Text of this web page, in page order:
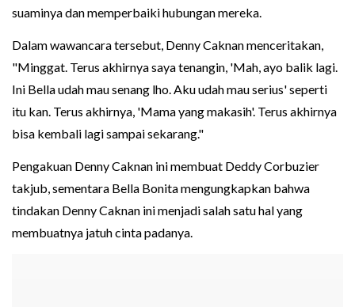
suaminya dan memperbaiki hubungan mereka.
Dalam wawancara tersebut, Denny Caknan menceritakan,
"Minggat. Terus akhirnya saya tenangin, 'Mah, ayo balik lagi.
Ini Bella udah mau senang lho. Aku udah mau serius' seperti
itu kan. Terus akhirnya, 'Mama yang makasih'. Terus akhirnya
bisa kembali lagi sampai sekarang."
Pengakuan Denny Caknan ini membuat Deddy Corbuzier
takjub, sementara Bella Bonita mengungkapkan bahwa
tindakan Denny Caknan ini menjadi salah satu hal yang
membuatnya jatuh cinta padanya.